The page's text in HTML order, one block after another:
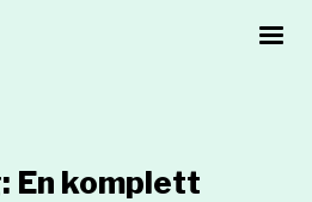
En komplett